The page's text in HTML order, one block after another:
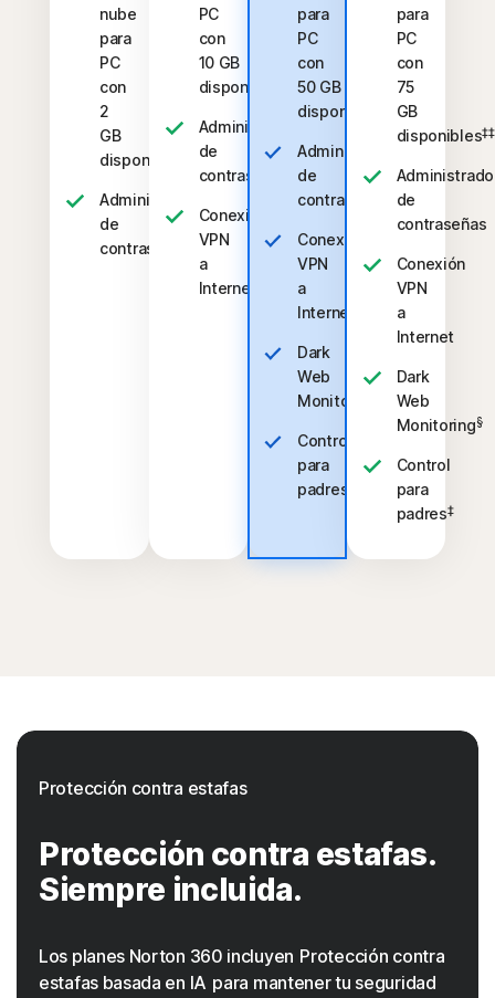
nube
para
PC
con
2
GB
disponibles
‡‡,4
Administrador
de
contraseñas
PC
con
10 GB
disponibles
‡‡,4
Administrador
de
contraseñas
Conexión
VPN
a
Internet
para
PC
con
50 GB
disponibles
‡‡,4
Administrador
de
contraseñas
Conexión
VPN
a
Internet
Dark
Web
Monitoring
Control
para
padres
para
PC
con
75
GB
disponibles
de
contraseñas
Conexión
VPN
a
Internet
Dark
Web
Monitoring§
Control
para
padres‡
Protección contra estafas
Protección contra estafas.
Siempre incluida.
Los planes Norton 360 incluyen Protección contra
estafas basada en IA para mantener tu seguridad